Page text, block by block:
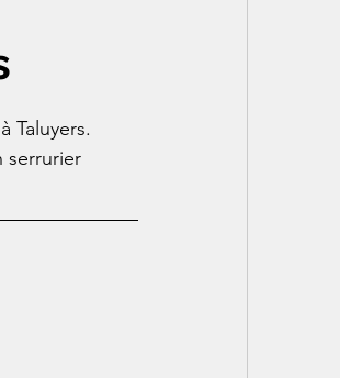
à Taluyers.
serrurier